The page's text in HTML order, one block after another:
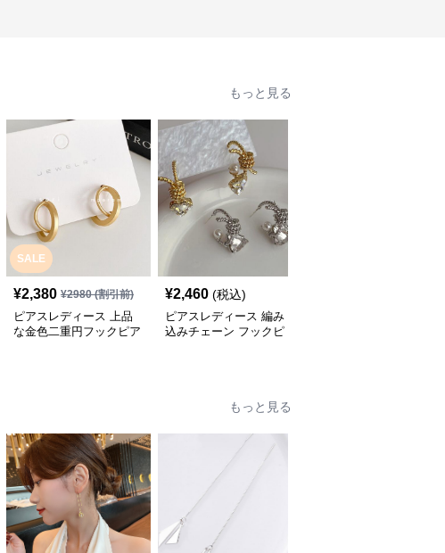
もっと見る
SALE
¥2,380 ¥2980(割引前)
ピアスレディース 上品
な金色二重円フックピア
¥2,460 (税込)
ピアスレディース 編み
込みチェーン フックピ
もっと見る